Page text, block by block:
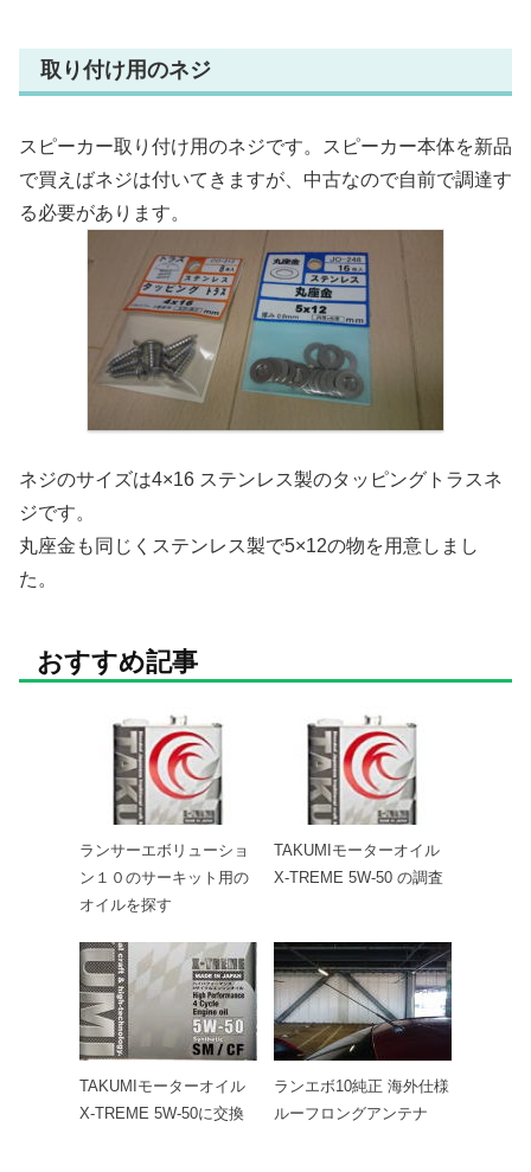
取り付け用のネジ
スピーカー取り付け用のネジです。スピーカー本体を新品
で買えばネジは付いてきますが、中古なので自前で調達す
る必要があります。
ネジのサイズは4×16 ステンレス製のタッピングトラスネ
ジです。
丸座金も同じくステンレス製で5×12の物を用意しまし
た。
おすすめ記事
ランサーエボリューショ
ン１０のサーキット用の
オイルを探す
TAKUMIモーターオイル
X-TREME 5W-50 の調査
TAKUMIモーターオイル
X-TREME 5W-50に交換
ランエボ10純正 海外仕様
ルーフロングアンテナ